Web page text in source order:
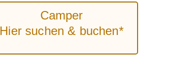
Camper
Hier suchen & buchen*